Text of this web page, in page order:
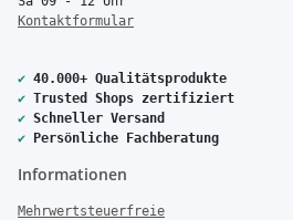
Kontaktformular
✔ 40.000+ Qualitätsprodukte
✔ Trusted Shops zertifiziert
✔ Schneller Versand
✔ Persönliche Fachberatung
Informationen
Mehrwertsteuerfreie